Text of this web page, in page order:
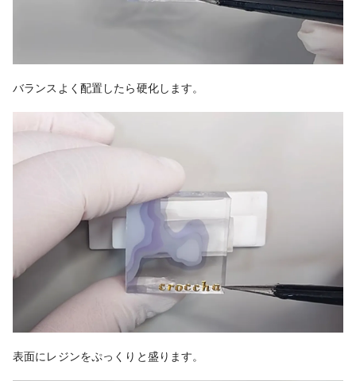
バランスよく配置したら硬化します。
表面にレジンをぷっくりと盛ります。